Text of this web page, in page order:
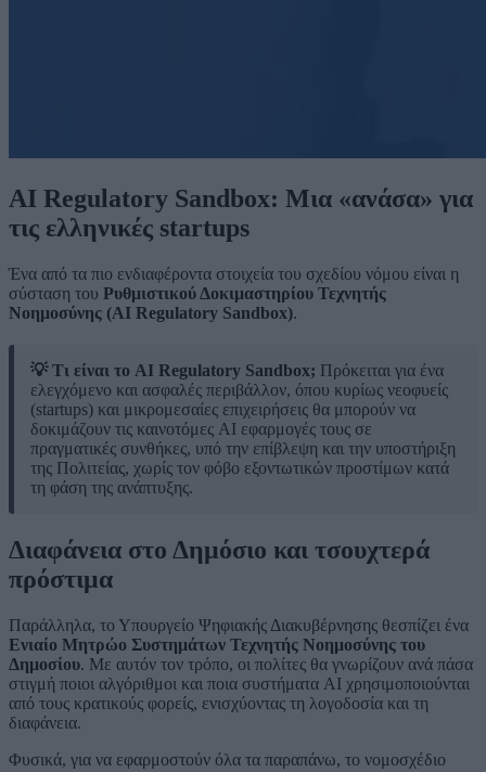
AI Regulatory Sandbox: Μια «ανάσα» για
τις ελληνικές startups
Ένα από τα πιο ενδιαφέροντα στοιχεία του σχεδίου νόμου είναι η
σύσταση του Ρυθμιστικού Δοκιμαστηρίου Τεχνητής
Νοημοσύνης (AI Regulatory Sandbox).
💡 Τι είναι το AI Regulatory Sandbox; Πρόκειται για ένα
ελεγχόμενο και ασφαλές περιβάλλον, όπου κυρίως νεοφυείς
(startups) και μικρομεσαίες επιχειρήσεις θα μπορούν να
δοκιμάζουν τις καινοτόμες AI εφαρμογές τους σε
πραγματικές συνθήκες, υπό την επίβλεψη και την υποστήριξη
της Πολιτείας, χωρίς τον φόβο εξοντωτικών προστίμων κατά
τη φάση της ανάπτυξης.
Διαφάνεια στο Δημόσιο και τσουχτερά
πρόστιμα
Παράλληλα, το Υπουργείο Ψηφιακής Διακυβέρνησης θεσπίζει ένα
Ενιαίο Μητρώο Συστημάτων Τεχνητής Νοημοσύνης του
Δημοσίου. Με αυτόν τον τρόπο, οι πολίτες θα γνωρίζουν ανά πάσα
στιγμή ποιοι αλγόριθμοι και ποια συστήματα AI χρησιμοποιούνται
από τους κρατικούς φορείς, ενισχύοντας τη λογοδοσία και τη
διαφάνεια.
Φυσικά, για να εφαρμοστούν όλα τα παραπάνω, το νομοσχέδιο